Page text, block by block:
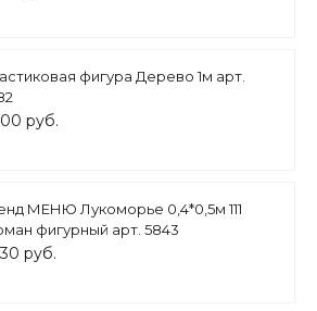
фигура Дерево 1м арт.
руб.
МЕНЮ Лукоморье 0,4*0,5м 111
фигурный арт. 5843
руб.